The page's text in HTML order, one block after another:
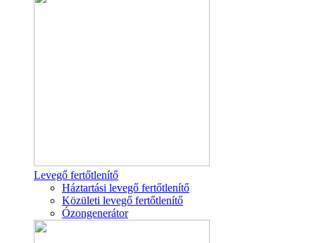
Levegő fertőtlenítő
Háztartási levegő fertőtlenítő
Közületi levegő fertőtlenítő
Ózongenerátor